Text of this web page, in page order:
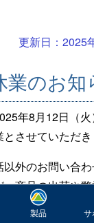
更新日：2025
業のお知
年8月12日（
させていただき
外のお問い合
商品の出荷や
降になります
製品 サ